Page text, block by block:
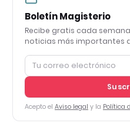
Boletín Magisterio
Recibe gratis cada
noticias más importantes
Acepto el Aviso legal y la Política